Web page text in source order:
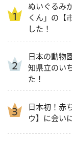
ぬいぐるみ
くん」の【
した！
日本の動物
知県立のい
た！
日本初！赤
ウ】に会い